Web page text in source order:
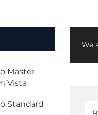
Master
Vista
Standard
We